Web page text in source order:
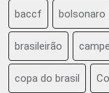
baccf bolsonaro
brasileirão
copa do brasil